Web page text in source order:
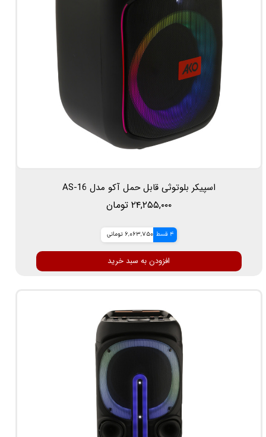
اسپیکر بلوتوثی قابل حمل آکو مدل AS-16
۲۴,۲۵۵,۰۰۰ تومان
4 قسط 6,063,750 تومانی
افزودن به سبد خرید